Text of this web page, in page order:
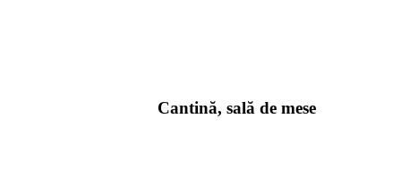
Cantină, sală de mese